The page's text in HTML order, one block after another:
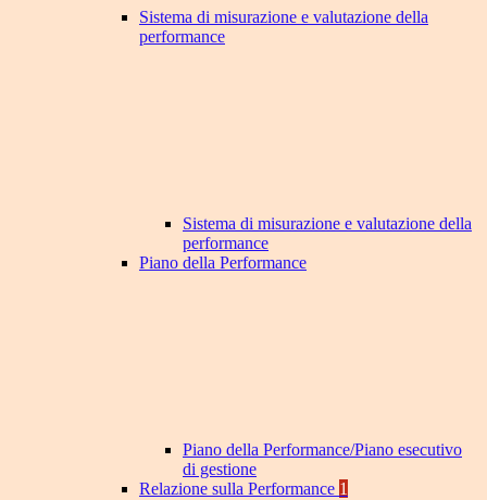
Sistema di misurazione e valutazione della
performance
Sistema di misurazione e valutazione della
performance
Piano della Performance
Piano della Performance/Piano esecutivo
di gestione
Relazione sulla Performance 1